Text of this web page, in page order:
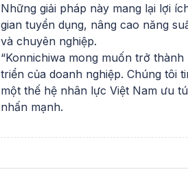
Những giải pháp này mang lại lợi
gian tuyển dụng, nâng cao năng
và chuyên nghiệp.
“Konnichiwa mong muốn trở
triển của doanh nghiệp. Chúng tôi
một thế hệ nhân lực Việt Nam ưu
nhấn mạnh.